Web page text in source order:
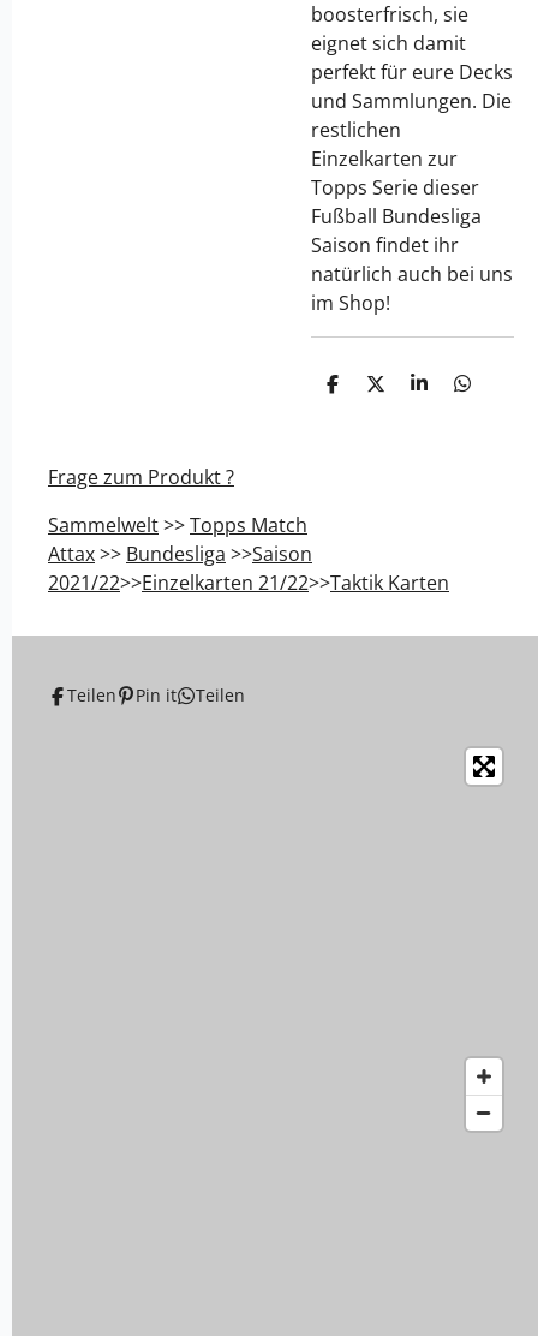
boosterfrisch, sie
eignet sich damit
perfekt für eure Decks
und Sammlungen. Die
restlichen
Einzelkarten zur
Topps Serie dieser
Fußball Bundesliga
Saison findet ihr
natürlich auch bei uns
im Shop!
T
T
T
T
Frage zum Produkt ?
Sammelwelt>>Topps Match
Attax>> Bundesliga >>Saison
2021/22>>Einzelkarten 21/22>>Taktik Karten
Teilen Pin it Teilen